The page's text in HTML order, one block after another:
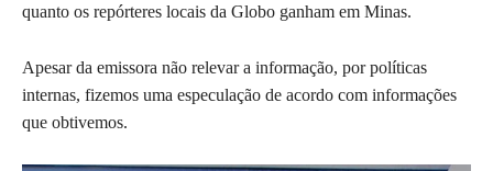
quanto os repórteres locais da Globo ganham em Minas.
Apesar da emissora não relevar a informação, por políticas
internas, fizemos uma especulação de acordo com informações
que obtivemos.